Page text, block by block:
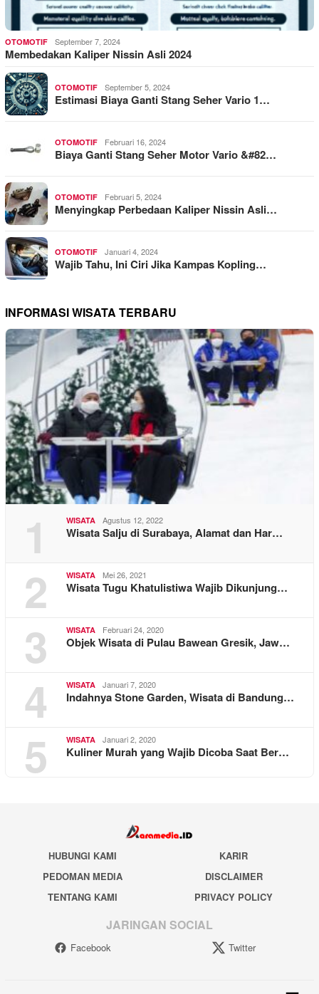
OTOMOTIF September 7, 2024
Membedakan Kaliper Nissin Asli 2024
OTOMOTIF September 5, 2024
Estimasi Biaya Ganti Stang Seher Vario 1…
OTOMOTIF Februari 16, 2024
Biaya Ganti Stang Seher Motor Vario &#82…
OTOMOTIF Februari 5, 2024
Menyingkap Perbedaan Kaliper Nissin Asli…
OTOMOTIF Januari 4, 2024
Wajib Tahu, Ini Ciri Jika Kampas Kopling…
INFORMASI WISATA TERBARU
1 WISATA Agustus 12, 2022
Wisata Salju di Surabaya, Alamat dan Har…
2 WISATA Mei 26, 2021
Wisata Tugu Khatulistiwa Wajib Dikunjung…
3 WISATA Februari 24, 2020
Objek Wisata di Pulau Bawean Gresik, Jaw…
4 WISATA Januari 7, 2020
Indahnya Stone Garden, Wisata di Bandung…
5 WISATA Januari 2, 2020
Kuliner Murah yang Wajib Dicoba Saat Ber…
HUBUNGI KAMI
KARIR
PEDOMAN MEDIA
DISCLAIMER
TENTANG KAMI
PRIVACY POLICY
JARINGAN SOCIAL
Facebook Twitter